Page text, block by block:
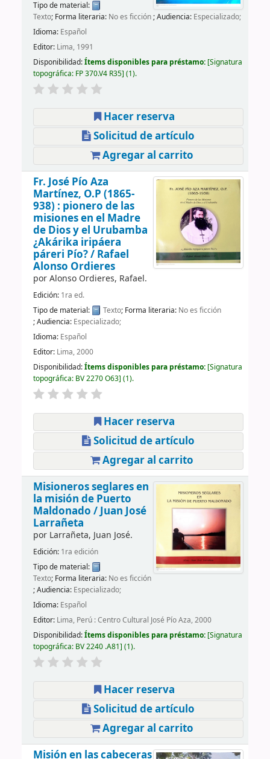
Tipo de material:
Texto; Forma literaria: No es ficción; Audiencia: Especializado;
Idioma: Español
Editor: Lima, 1991
Disponibilidad:Ítems disponibles para préstamo: Signatura
topográfica: FP 370.V4 R35 (1).
Hacer reserva
Solicitud de artículo
Agregar al carrito
Fr. José Pío Aza
Martínez, O.P (1865-
938) : pionero de las
misiones en el Madre
de Dios y el Urubamba
¿Akárika iripáera
páreri Pío? / Rafael
Alonso Ordieres
porAlonso Ordieres, Rafael.
Edición: 1ra ed.
Tipo de material:
Texto; Forma literaria: No es ficción
; Audiencia: Especializado;
Idioma: Español
Editor: Lima, 2000
Disponibilidad:Ítems disponibles para préstamo: Signatura
topográfica: BV 2270 O63 (1).
Hacer reserva
Solicitud de artículo
Agregar al carrito
Misioneros seglares en
la misión de Puerto
Maldonado /Juan José
Larrañeta
por Larrañeta, Juan José.
Edición: 1ra edición
Tipo de material:
Texto; Forma literaria: No es ficción
; Audiencia: Especializado;
Idioma: Español
Editor: Lima, Perú : Centro Cultural José Pío Aza, 2000
Disponibilidad:Ítems disponibles para préstamo: Signatura
topográfica: BV 2240 .A81 (1).
Hacer reserva
Solicitud de artículo
Agregar al carrito
Misión en las cabeceras